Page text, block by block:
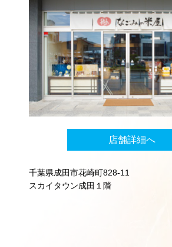
店舗詳細へ
千葉県成田市花崎町828-11
スカイタウン成田１階